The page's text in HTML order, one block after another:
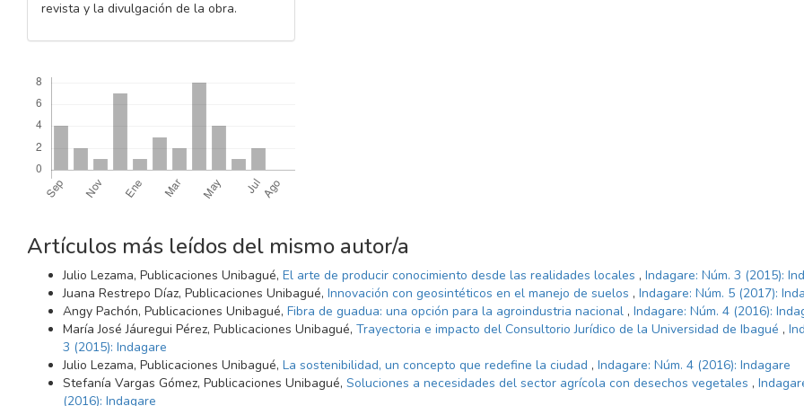
revista y la divulgación de la obra.
Artículos más leídos del mismo autor/a
Julio Lezama, Publicaciones Unibagué, El arte de producir conocimiento desde las realidades locales , Indagare: Núm. 3 (2015):
Juana Restrepo Díaz, Publicaciones Unibagué, Innovación con geosintéticos en el manejo de suelos , Indagare: Núm. 5 (2017):
Angy Pachón, Publicaciones Unibagué, Fibra de guadua: una opción para la agroindustria nacional , Indagare: Núm. 4 (2016):
María José Jáuregui Pérez, Publicaciones Unibagué, Trayectoria e impacto del Consultorio Jurídico de la Universidad de Ibagué ,
3 (2015): Indagare
Julio Lezama, Publicaciones Unibagué, La sostenibilidad, un concepto que redefine la ciudad , Indagare: Núm. 4 (2016): Indagare
Stefanía Vargas Gómez, Publicaciones Unibagué, Soluciones a necesidades del sector agrícola con desechos vegetales ,
(2016): Indagare